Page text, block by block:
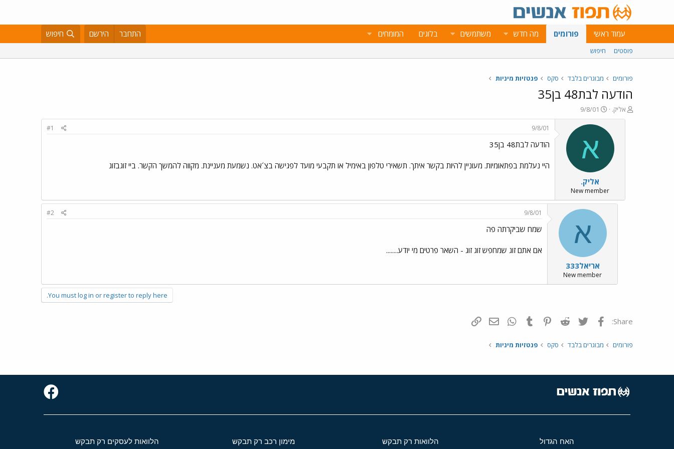
עמוד ראשי פורומים מה חדש משתמשים בלוגים המומחים התחבר הירשם חיפוש
פוסטים חיפוש
פורומים מבוגרים בלבד סקס פנטזיות מיניות
הודעה לבת48 בן35
פ
ו
אליק.
פ
ו
ר
ם
ב
א
ר
י
ך
9/8/01
א
אליק.
New member
9/8/01
#1
הודעה לבת48 בן35
היי נעלמת בפתאומיות. מעוניין להיות בקשר איתך. תשאירי טלפון באימיל או תקבעי מועד לפגישה בצ´אט. נשמעת מעניינת. מקווה להמשך הקשר. ביי זוגבזוג
א
אריאל333
New member
9/8/01
#2
שמח שביקרתה פה
אם אתם זוג שמחפש זוג זוג - השאר פרטים מי יודע........
You must log in or register to reply here.
Share: פייסבוק Twitter
Reddit
Pinterest
Tumblr
WhatsAppדואר אלקטרוני
פורומים מבוגרים בלבד סקס פנטזיות מיניות
האח הגדול הלוואות רק תבקש מימון רכב רק תבקש הלוואות לעסקים רק תבקש